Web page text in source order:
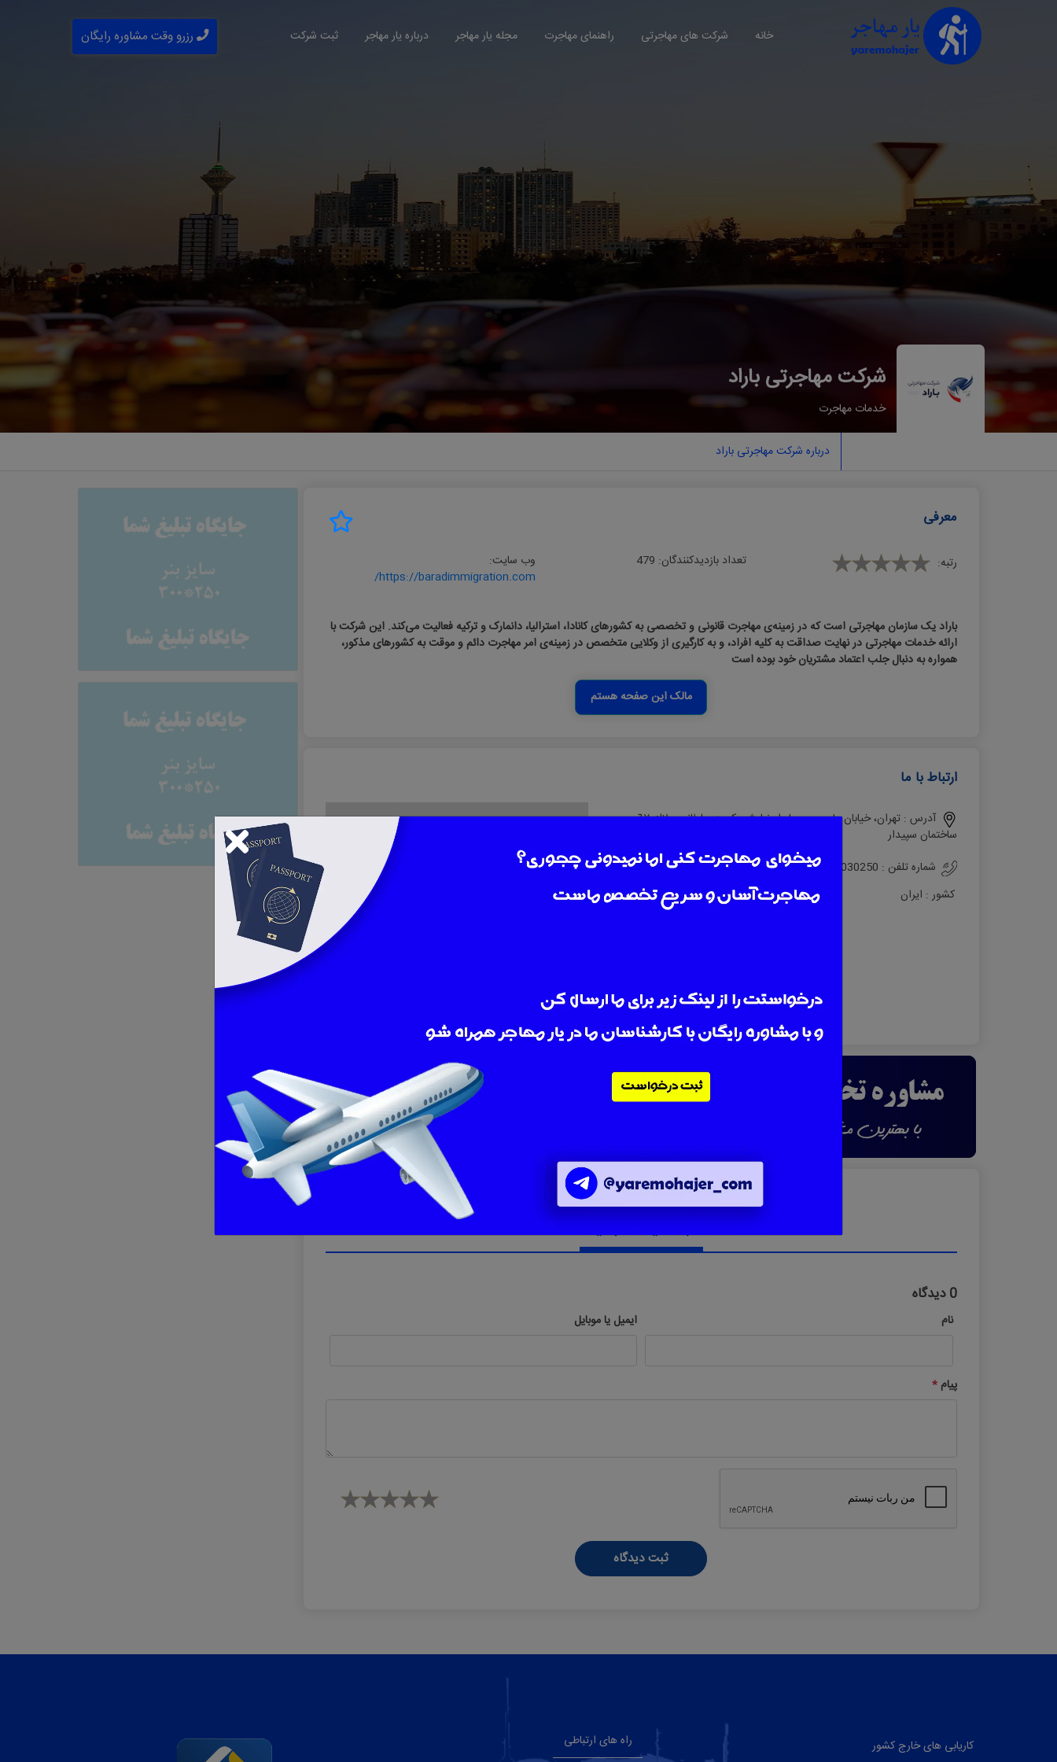
خانه شرکت های مهاجرتی راهنمای مهاجرت مجله یار مهاجر درباره یار مهاجر ثبت شرکت رزرو وقت مشاوره رایگان
شرکت مهاجرتی باراد
خدمات مهاجرت
درباره شرکت مهاجرتی باراد
معرفی
رتبه: تعداد بازدیدکنندگان: 479
وب سایت:
https://baradimmigration.com/
باراد یک سازمان مهاجرتی است که در زمینه‌ی مهاجرت قانونی و تخصصی به کشورهای کانادا، استرالیا، دانمارک و ترکیه فعالیت می‌کند. این شرکت با
ارائه خدمات مهاجرتی در نهایت صداقت به کلیه افراد، و به کارگیری از وکلایی متخصص در زمینه‌ی امر مهاجرت دائم و موقت به کشورهای مذکور،
همواره به دنبال جلب اعتماد مشتریان خود بوده است
مالک این صفحه هستم
ارتباط با ما
آدرس :
تهران، خيابان وليعصر، چهارراه نيايش، كوچه سلطاني، پلاك ٦٧،
ساختمان سپيدار
شماره تلفن : 02122030250
کشور : ایران شهر :تهران
ثبت دیدگاه جدید
0 دیدگاه
نام ایمیل یا موبایل
پیام *
ثبت دیدگاه
کاریابی های خارج کشور راه های ارتباطی